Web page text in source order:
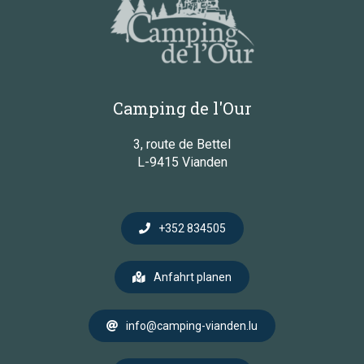
Camping de l'Our
3, route de Bettel
L-9415 Vianden
+352 834505
Anfahrt planen
info@camping-vianden.lu